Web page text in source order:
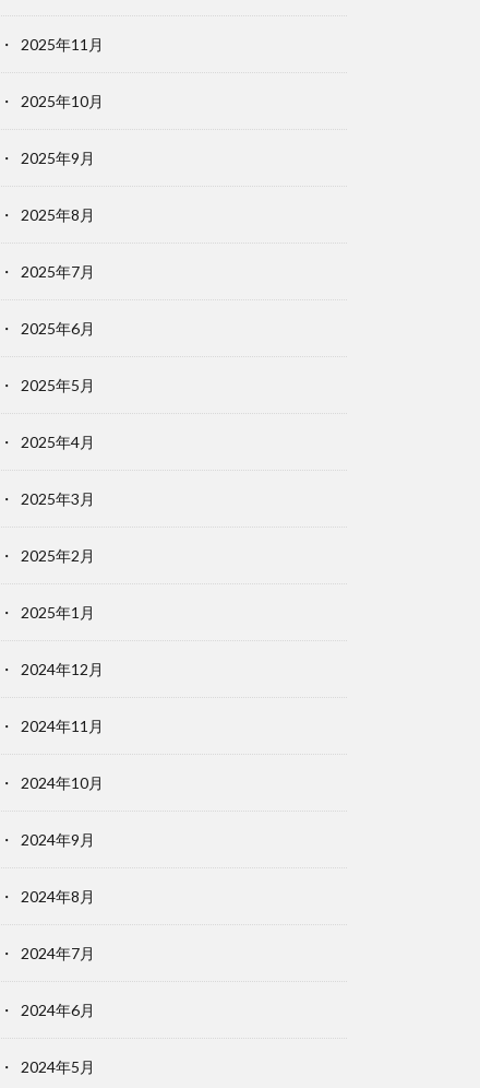
2025年11月
2025年10月
2025年9月
2025年8月
2025年7月
2025年6月
2025年5月
2025年4月
2025年3月
2025年2月
2025年1月
2024年12月
2024年11月
2024年10月
2024年9月
2024年8月
2024年7月
2024年6月
2024年5月